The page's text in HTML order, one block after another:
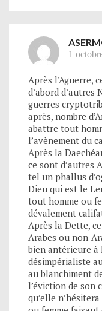
1
Après l’Aguerre,
d’abord
guerres
après, nombre
abattre tout
l’avènement du
Après la
ce sont d’autres
tel un phallus
Dieu qui est le
tout homme ou
dévalement
Après la Dette,
Arabes ou non-
bien antérieure à
désimpérialiste
au blanchiment
l’éviction de son
qu’elle